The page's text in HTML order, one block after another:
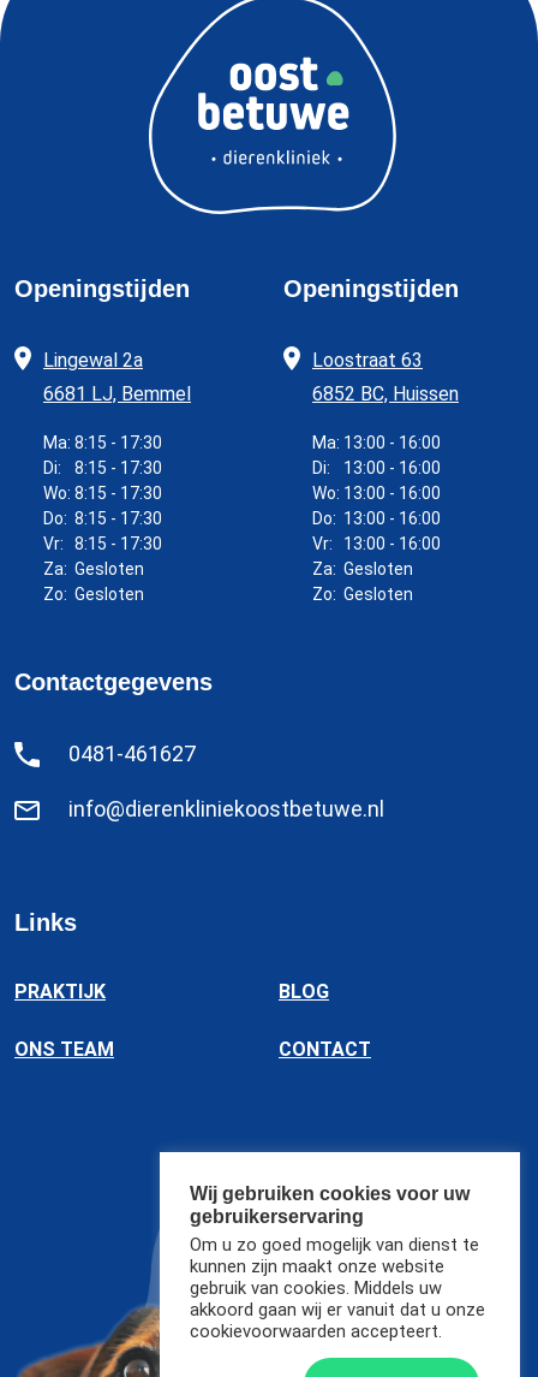
Links
PRAKTIJK
ONS TEAM
BLOG
CONTACT
Openingstijden
Lingewal 2a
6681 LJ, Bemmel
Ma:
Di:
Wo:
Do:
Vr:
Za:
Zo:
8:15 - 17:30
8:15 - 17:30
8:15 - 17:30
8:15 - 17:30
8:15 - 17:30
Gesloten
Gesloten
Openingstijden
Loostraat 63
6852 BC, Huissen
Ma:
Di:
Wo:
Do:
Vr:
Za:
Zo:
13:00 - 16:00
13:00 - 16:00
13:00 - 16:00
13:00 - 16:00
13:00 - 16:00
Gesloten
Gesloten
Contactgegevens
0481-461627
info@dierenkliniekoostbetuwe.nl
Wij gebruiken cookies voor uw
gebruikerservaring
Om u zo goed mogelijk van dienst te
kunnen zijn maakt onze website
gebruik van cookies. Middels uw
akkoord gaan wij er vanuit dat u onze
cookievoorwaarden accepteert.